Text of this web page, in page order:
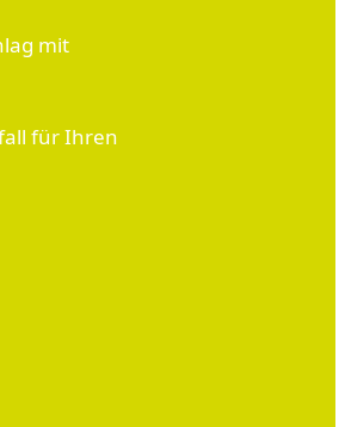
mit
für Ihren